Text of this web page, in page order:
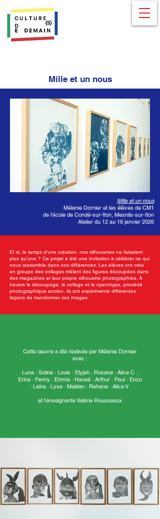
Mille et un nous
Mille et un nous
Mélanie Dornier et les élèves de CM1
de l’école de Condé-sur-Iton, Mesnils-sur-Iton
Atelier du 12 au 16 janvier 2026
Et si, le temps d’une création, nos silhouettes ne faisaient
plus qu’une ? Ce projet a été une invitation à célébrer ce qui
nous rassemble dans nos différences. Les élèves ont créé
en groupe des collages mêlant des figures découpées dans
des magazines et leur propre silhouette photographiée. À
travers le découpage, le collage et le cyanotype, procédé
photographique ancien, ils ont expérimenté différentes
façons de transformer ces images.
Cette œuvre a été réalisée par Mélanie Dornier
avec :
Luna · Soline · Louis · Elyjah · Roxane · Alice C ·
Erina · Fanny · Emma · Hanaë · Arthur · Paul · Enzo
· Laïna · Lyse · Maëlan · Rehane · Alice V
et l’enseignante Valérie Rousseaux